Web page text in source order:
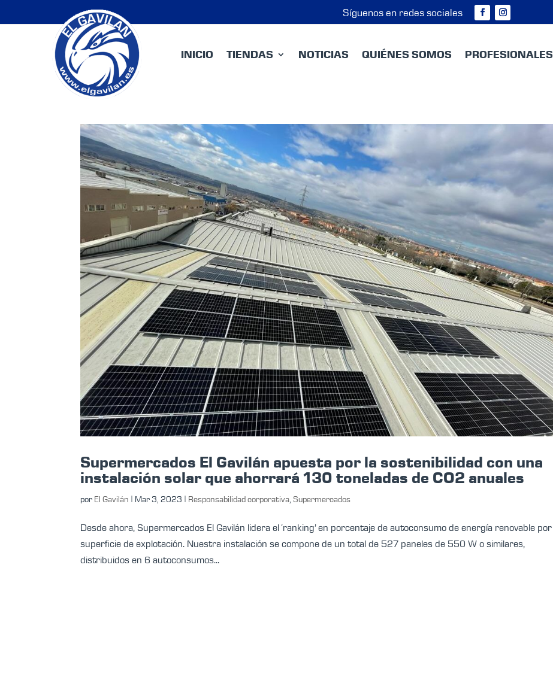
Síguenos en redes sociales
INICIO TIENDAS NOTICIAS QUIÉNES SOMOS PROFESIONALES
Supermercados El Gavilán apuesta por la sostenibilidad con una
instalación solar que ahorrará 130 toneladas de CO2 anuales
por El Gavilán Mar 3, 2023 Responsabilidad corporativa ,Supermercados
Desde ahora, Supermercados El Gavilán lidera el ‘ranking’ en porcentaje de autoconsumo de energía renovable por
superficie de explotación. Nuestra instalación se compone de un total de 527 paneles de 550 W o similares,
distribuidos en 6 autoconsumos...